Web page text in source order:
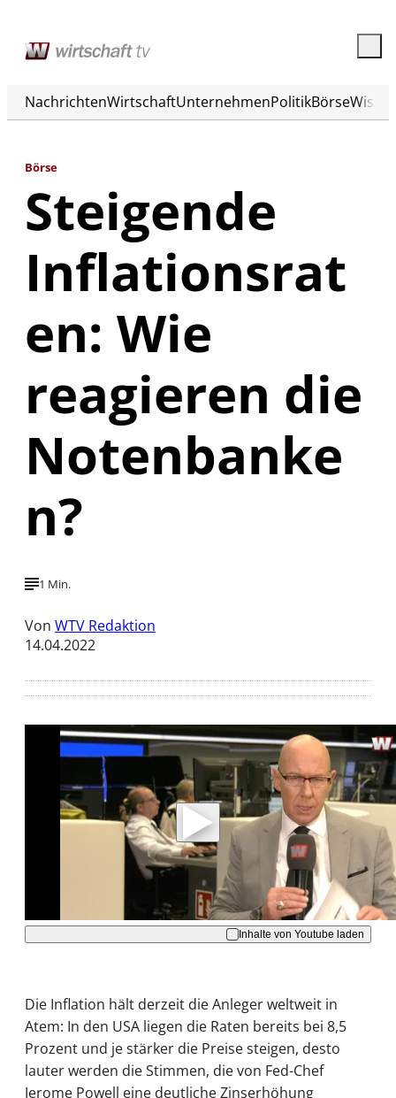
NachrichtenWirtschaftUnternehmenPolitikBörse
Börse
Steigende
Inflationsrat
en: Wie
reagieren die
Notenbanke
n?
1 Min.
Von WTV Redaktion
14.04.2022
Mit der Wiedergabe dieses Videos werden
Daten an Youtube übertragen.
Hinweise dazu erhalten Sie in der Datenschutzerklärung.
Akzeptieren
Inhalte von Youtube laden
Die Inflation hält derzeit die Anleger weltweit in
Atem: In den USA liegen die Raten bereits bei 8,5
Prozent und je stärker die Preise steigen, desto
lauter werden die Stimmen, die von Fed-Chef
Jerome Powell eine deutliche Zinserhöhung